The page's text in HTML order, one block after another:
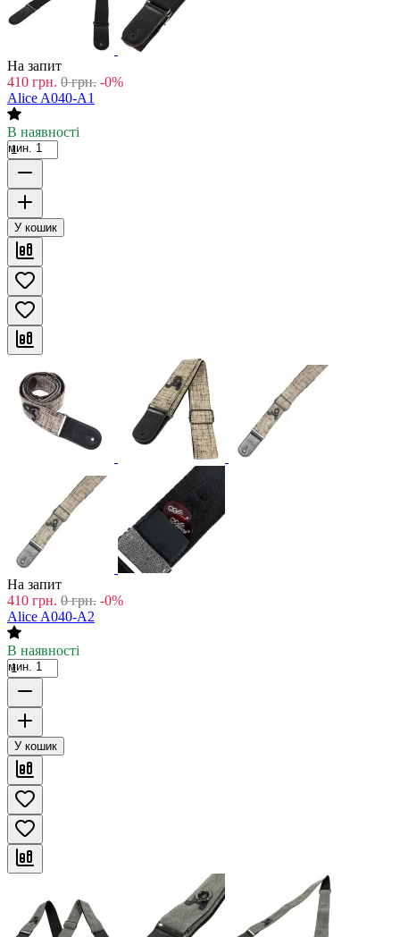
На запит
410 грн. 0 грн. -0%
Alice A040-A1
В наявності
мин. 1
У кошик
На запит
410 грн. 0 грн. -0%
Alice A040-A2
В наявності
мин. 1
У кошик